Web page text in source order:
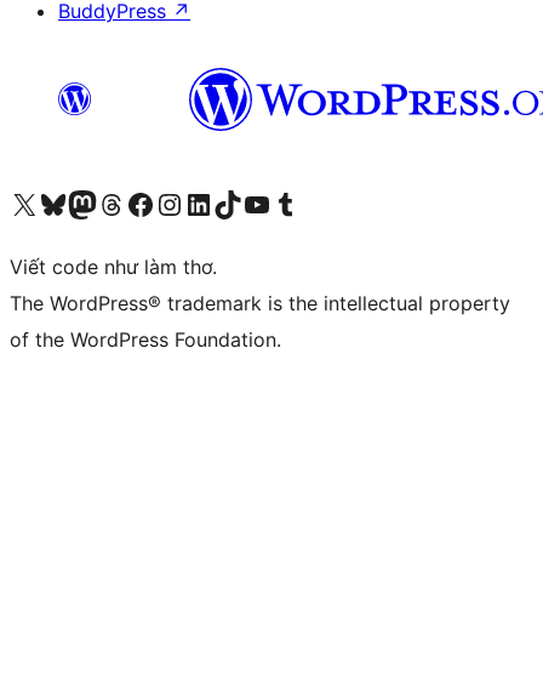
BuddyPress ↗
Truy cập tài khoản X (trước đây là Twitter) của chúng tôiVisit our Bluesky account
Visit our Mastodon account
Visit our Threads account
Xem trang Facebook của chúng tôiTruy cập tài khoản Instagram của chúng tôiTruy cập tài khoản LinkedIn của chúng tôiVisit our TikTok account
Truy cập kênh YouTube của chúng tôi Visit our Tumblr account
Viết code như làm thơ.
The WordPress® trademark is the intellectual property
of the WordPress Foundation.